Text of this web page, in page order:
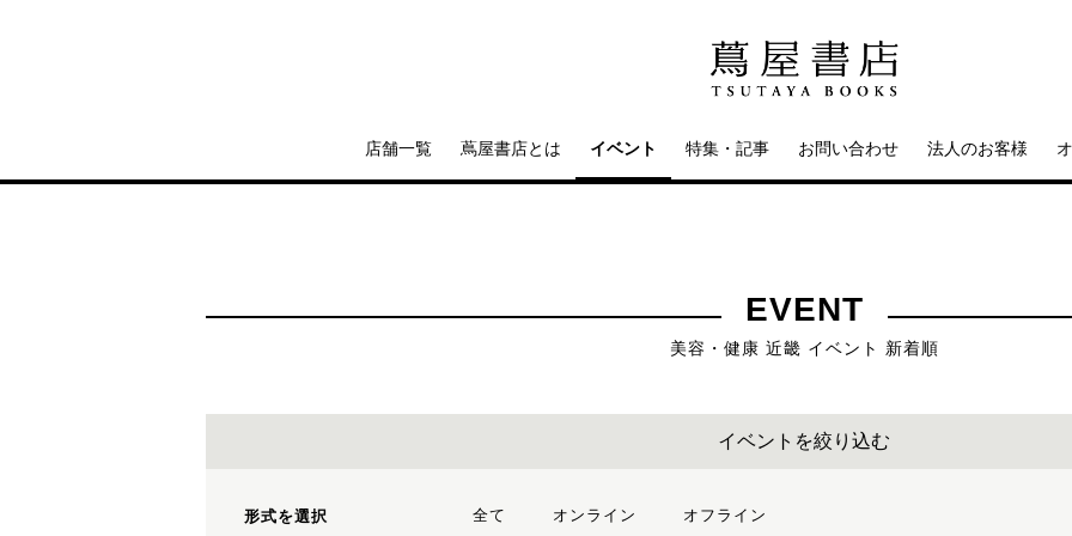
店舗一覧 蔦屋書店とは イベント 特集・記事 お問い合わせ 法人のお客様
EVENT
美容・健康 近畿 イベント 新着順
イベントを絞り込む
形式を選択 全て オンライン オフライン